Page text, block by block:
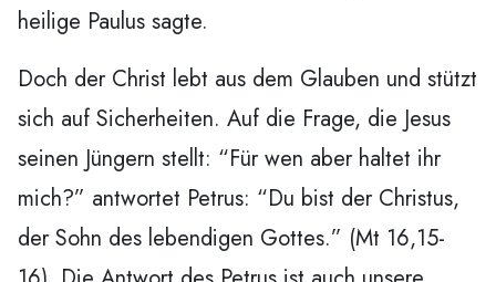
heilige Paulus sagte.
Doch der Christ lebt aus dem Glauben und stützt
sich auf Sicherheiten. Auf die Frage, die Jesus
seinen Jüngern stellt: “Für wen aber haltet ihr
mich?” antwortet Petrus: “Du bist der Christus,
der Sohn des lebendigen Gottes.” (Mt 16,15-